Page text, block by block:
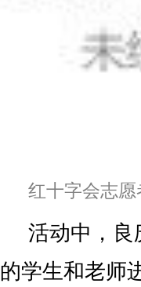
红十字会志
活动中，良
的学生和老师